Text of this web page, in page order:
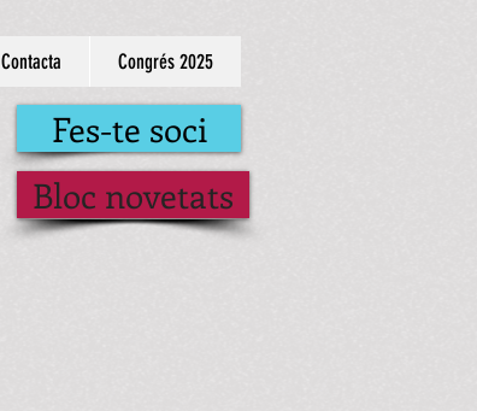
Contacta Congrés 2025
Fes-te soci
Bloc novetats